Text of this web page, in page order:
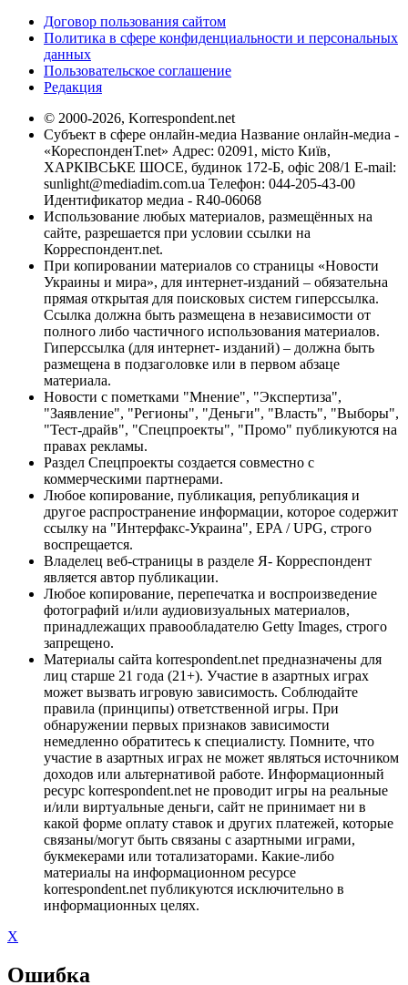
Договор пользования сайтом
Политика в сфере конфиденциальности и персональных
данных
Пользовательское соглашение
Редакция
© 2000-2026, Korrespondent.net
Субъект в сфере онлайн-медиа Название онлайн-медиа -
«КореспонденТ.net» Адрес: 02091, місто Київ,
ХАРКІВСЬКЕ ШОСЕ, будинок 172-Б, офіс 208/1 E-mail:
sunlight@mediadim.com.ua Телефон: 044-205-43-00
Идентификатор медиа - R40-06068
Использование любых материалов, размещённых на
сайте, разрешается при условии ссылки на
Корреспондент.net.
При копировании материалов со страницы «Новости
Украины и мира», для интернет-изданий – обязательна
прямая открытая для поисковых систем гиперссылка.
Ссылка должна быть размещена в независимости от
полного либо частичного использования материалов.
Гиперссылка (для интернет- изданий) – должна быть
размещена в подзаголовке или в первом абзаце
материала.
Новости с пометками "Мнение", "Экспертиза",
"Заявление", "Регионы", "Деньги", "Власть", "Выборы",
"Тест-драйв", "Спецпроекты", "Промо" публикуются на
правах рекламы.
Раздел Спецпроекты создается совместно с
коммерческими партнерами.
Любое копирование, публикация, републикация и
другое распространение информации, которое содержит
ссылку на "Интерфакс-Украина", EPA / UPG, строго
воспрещается.
Владелец веб-страницы в разделе Я- Корреспондент
является автор публикации.
Любое копирование, перепечатка и воспроизведение
фотографий и/или аудиовизуальных материалов,
принадлежащих правообладателю Getty Images, строго
запрещено.
Материалы сайта korrespondent.net предназначены для
лиц старше 21 года (21+). Участие в азартных играх
может вызвать игровую зависимость. Соблюдайте
правила (принципы) ответственной игры. При
обнаружении первых признаков зависимости
немедленно обратитесь к специалисту. Помните, что
участие в азартных играх не может являться источником
доходов или альтернативой работе. Информационный
ресурс korrespondent.net не проводит игры на реальные
и/или виртуальные деньги, сайт не принимает ни в
какой форме оплату ставок и других платежей, которые
связаны/могут быть связаны с азартными играми,
букмекерами или тотализаторами. Какие-либо
материалы на информационном ресурсе
korrespondent.net публикуются исключительно в
информационных целях.
X
Ошибка